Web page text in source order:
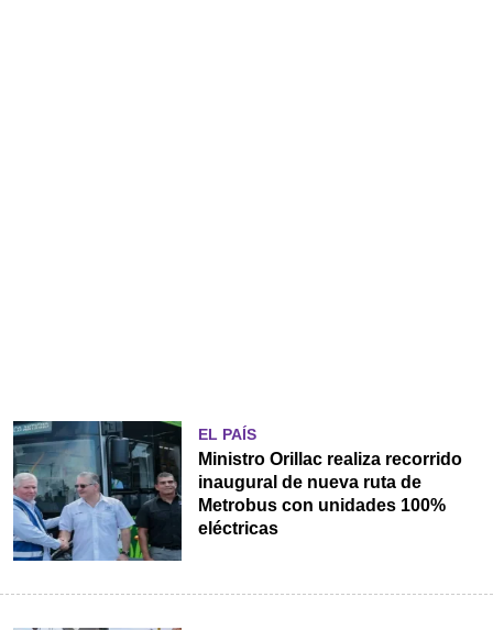
EL PAÍS
Ministro Orillac realiza recorrido
inaugural de nueva ruta de
Metrobus con unidades 100%
eléctricas